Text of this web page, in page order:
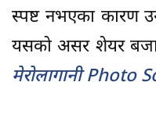
स्पष्ट नभएका कारण
यसको असर शेयर
मेरोलागानी Photo